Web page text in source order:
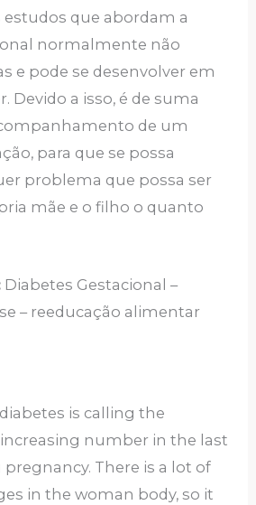
que abordam a
normalmente não
e pode se desenvolver em
Devido a isso, é de suma
de um
para que se possa
problema que possa ser
mãe e o filho o quanto
Diabetes Gestacional –
– reeducação alimentar
is calling the
number in the last
There is a lot of
in the woman body, so it